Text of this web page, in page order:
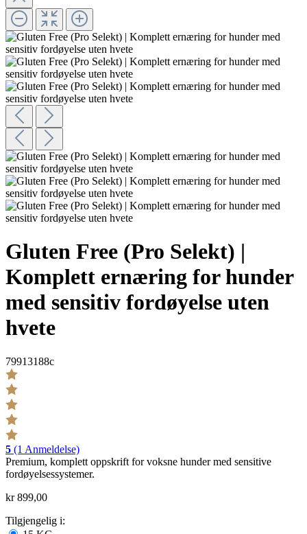
Gluten Free (Pro Selekt) |
Komplett ernæring for hunder
med sensitiv fordøyelse uten
hvete
79913188c
5 (1 Anmeldelse)
Premium, komplett oppskrift for voksne hunder med sensitive
fordøyelsessystemer.
kr 899,00
Tilgjengelig i: